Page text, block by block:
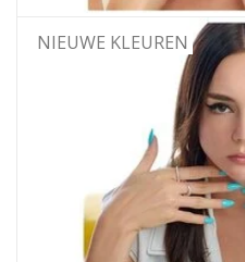
NIEUWE KLEUREN